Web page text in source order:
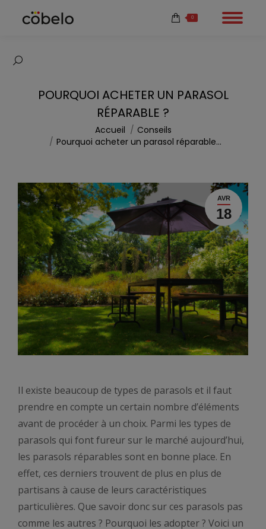
Recherche
0
POURQUOI ACHETER UN PARASOL
RÉPARABLE ?
Accueil
Conseils
Pourquoi acheter un parasol réparable…
AVR
18
Il existe beaucoup de types de parasols et il faut
prendre en compte un certain nombre d’éléments
avant de procéder à un choix. Parmi les types de
parasols qui font fureur sur le marché aujourd’hui,
les parasols réparables sont en bonne place. En
effet, ces derniers trouvent de plus en plus de
partisans à cause de leurs caractéristiques
particulières. Que savoir donc sur ces parasols pas
comme les autres ? Pourquoi les adopter ? Voici un